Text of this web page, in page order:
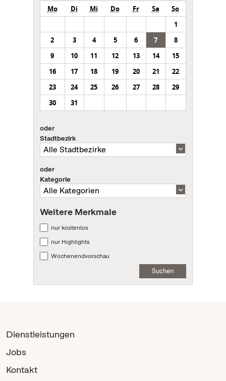
Mo Di Mi Do Fr Sa
So
1
2
3 4 5 6 7
8
9
10 11 12 13 14
15
16
17 18 19 20 21
22
23
24 25 26 27 28
29
30
31
oder
Stadtbezirk
oder
Kategorie
Weitere Merkmale
nur kostenlos
nur Highlights
Wochenendvorschau
Suchen
Dienstleistungen
Jobs
Kontakt